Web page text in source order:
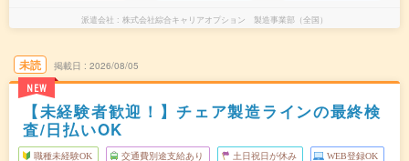
派遣会社 株式会社綜合キャリアオプション 製造事業部（全国）
未読
NEW
掲載日 2026/08/05
【未経験者歓迎！】チェア製造ラインの最終検
査/日払いOK
職種未経験OK 交通費別途支給あり 土日祝日が休み WEB登録OK